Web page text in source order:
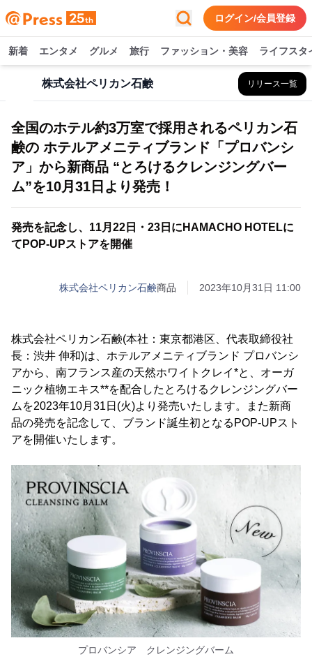
ログイン/会員登録
新着 エンタメ グルメ 旅行 ファッション・美容 ライフスタ
株式会社ペリカン石鹸 リリース一覧
全国のホテル約3万室で採用されるペリカン石
鹸の ホテルアメニティブランド「プロバンシ
ア」から新商品 “とろけるクレンジングバー
ム”を10月31日より発売！
発売を記念し、11月22日・23日にHAMACHO HOTELに
てPOP-UPストアを開催
株式会社ペリカン石鹸商品 2023年10月31日 11:00
株式会社ペリカン石鹸(本社：東京都港区、代表取締役社
長：渋井 伸和)は、ホテルアメニティブランド プロバンシ
アから、南フランス産の天然ホワイトクレイ*と、オーガ
ニック植物エキス**を配合したとろけるクレンジングバー
ムを2023年10月31日(火)より発売いたします。また新商
品の発売を記念して、ブランド誕生初となるPOP-UPスト
アを開催いたします。
プロバンシア クレンジングバーム